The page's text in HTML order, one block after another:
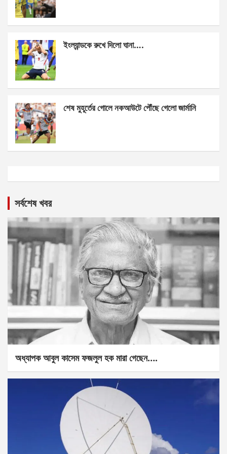
ইংল্যান্ডকে রুখে দিলো ঘানা….
শেষ মুহূর্তের গোলে নকআউটে পৌঁছে গেলো জার্মানি
সর্বশেষ খবর
অধ্যাপক আবুল কাসেম ফজলুল হক মারা গেছেন….